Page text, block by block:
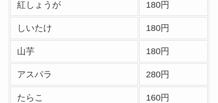
い順ランキング！多
い順に全メニューま
とめ
大戸屋の注文方法や
頼み方まとめ！利用
紅しょうが 180円
しいたけ 180円
山芋 180円
アスパラ 280円
たらこ 160円